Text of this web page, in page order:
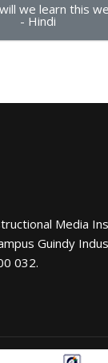
we learn this
- Hindi
Media
Guindy
032.